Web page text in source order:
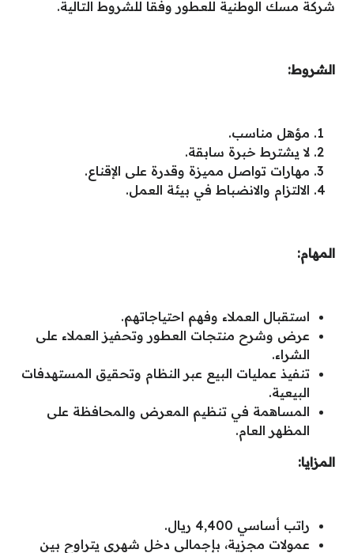
شركة مسك الوطنية للعطور وفقا للشروط التالية.
الشروط:
مؤهل مناسب.
لا يشترط خبرة سابقة.
مهارات تواصل مميزة وقدرة على الإقناع.
الالتزام والانضباط في بيئة العمل.
المهام:
استقبال العملاء وفهم احتياجاتهم.
عرض وشرح منتجات العطور وتحفيز العملاء على
الشراء.
تنفيذ عمليات البيع عبر النظام وتحقيق المستهدفات
البيعية.
المساهمة في تنظيم المعرض والمحافظة على
المظهر العام.
المزايا:
راتب أساسي 4,400 ريال.
عمولات مجزية، بإجمالي دخل شهري يتراوح بين